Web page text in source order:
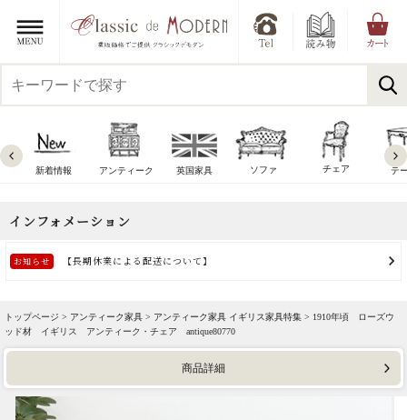
新着情報 アンティーク 英国家具 ソファ チェア テ
トップページ > アンティーク家具 > アンティーク家具 イギリス家具特集 > 1910年頃 ローズウ
ッド材 イギリス アンティーク・チェア antique80770
商品詳細